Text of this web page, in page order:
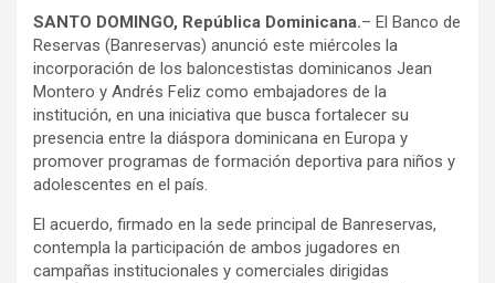
SANTO DOMINGO, República Dominicana.– El Banco de
Reservas (Banreservas) anunció este miércoles la
incorporación de los baloncestistas dominicanos Jean
Montero y Andrés Feliz como embajadores de la
institución, en una iniciativa que busca fortalecer su
presencia entre la diáspora dominicana en Europa y
promover programas de formación deportiva para niños y
adolescentes en el país.
El acuerdo, firmado en la sede principal de Banreservas,
contempla la participación de ambos jugadores en
campañas institucionales y comerciales dirigidas